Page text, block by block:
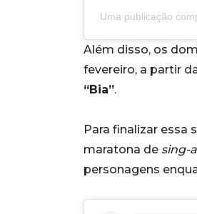
Uma publicação
Além disso, os
fevereiro, a partir
“Bia”.
Para finalizar essa
maratona de sing-
personagens